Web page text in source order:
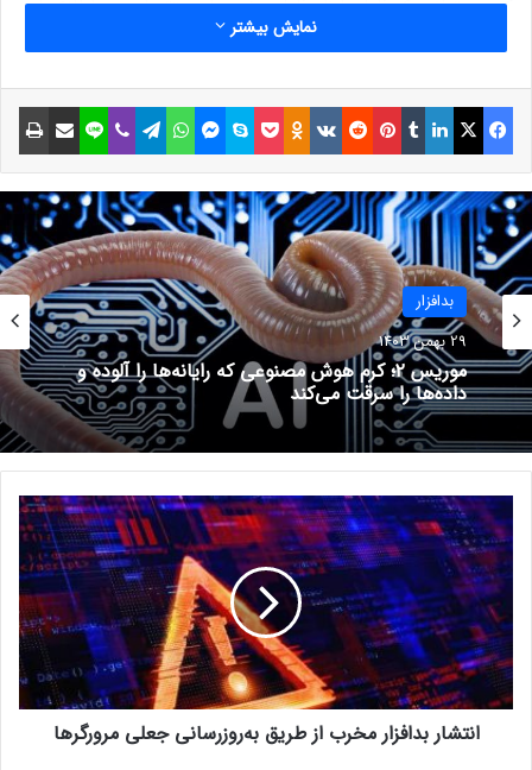
که می تواند یک فایل با نام فایل مخرب را مستقیماً بدون اطلاع یا
تأیید کاربر به یک برنامه دریافت کننده ارسال کند. به گفته
دریافت می‌کند، از نام فایل برای راه‌اندازی فرآیندی استفاده می‌کند
که ممکن است با در معرض خطر قرار گرفتن برنامه به پایان برسد.
در نتیجه برنامه هدف گمراه می شود و به نام یا مسیر فایل اعتماد
می کند و فایل را در یک دایرکتوری حیاتی اجرا یا ذخیره می کند.
حتما بخوانید :انتشار بدافزار مخرب از طریق به‌روزرسانی جعلی
مرورگرها
نوشته های مشابه
افزایش بدافزارها تحت تاثیر
گسترش فیلترشکن‌ها
21 خرداد 1401
VLC پلیر بدافزار منتشر می‌کند!
21 خرداد 1401
بدافزار
نمایش بیشتر
فیسبوک ایکس لینکداین تامبلر پینتریست Reddit
VKontakte
Odnoklassniki پاکت اسکایپ مسنجر واتس آپ تلگرام وایبر لاین اشتراک گذاری با ایمیل
بدافزار
29 بهمن 1403
موریس ۲؛ کرم هوش مصنوعی که رایانه‌ها را آلوده و
داده‌ها را سرقت می‌کند
ا
ن
ت
ش
ر
ب
د
ا
انتشار بدافزار مخرب از طریق به‌روزرسانی جعلی مرورگرها